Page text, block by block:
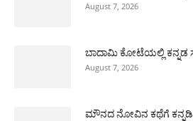
August 7, 2026
ಬಾದಾಮಿ ಕೋಟೆಯಲ್ಲಿ ಕನ್ನಡ
August 7, 2026
ಮೌನದ ನೋವಿನ ಕಥೆಗೆ ಕನ್ನಡಿ